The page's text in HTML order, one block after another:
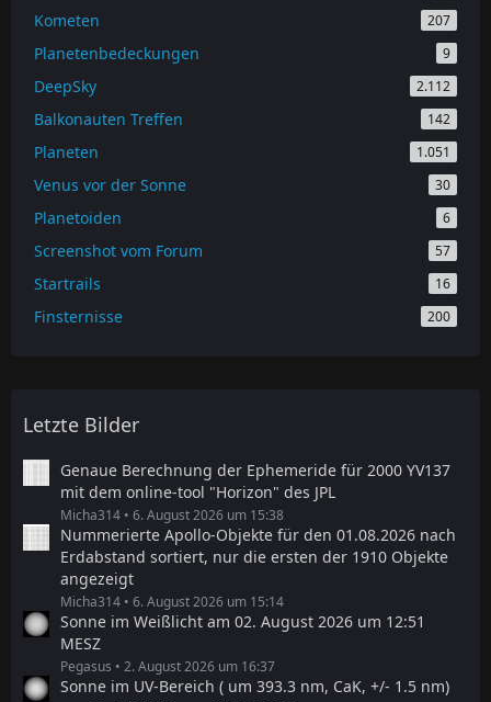
Kometen 207
Planetenbedeckungen 9
DeepSky 2.112
Balkonauten Treffen 142
Planeten 1.051
Venus vor der Sonne 30
Planetoiden 6
Screenshot vom Forum 57
Startrails 16
Finsternisse 200
Letzte Bilder
Genaue Berechnung der Ephemeride für 2000 YV137
mit dem online-tool "Horizon" des JPL
Micha314 6. August 2026 um 15:38
Nummerierte Apollo-Objekte für den 01.08.2026 nach
Erdabstand sortiert, nur die ersten der 1910 Objekte
angezeigt
Micha314 6. August 2026 um 15:14
Sonne im Weißlicht am 02. August 2026 um 12:51
MESZ
Pegasus 2. August 2026 um 16:37
Sonne im UV-Bereich ( um 393.3 nm, CaK, +/- 1.5 nm)